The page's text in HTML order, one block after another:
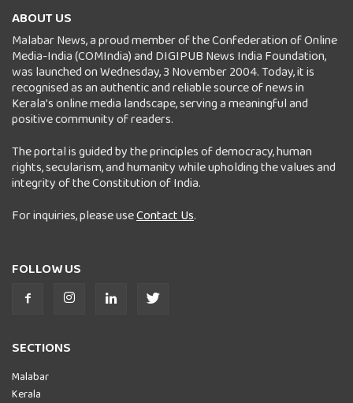
ABOUT US
Malabar News, a proud member of the Confederation of Online
Media-India (COMIndia) and DIGIPUB News India Foundation,
was launched on Wednesday, 3 November 2004. Today, it is
recognised as an authentic and reliable source of news in
Kerala’s online media landscape, serving a meaningful and
positive community of readers.
The portal is guided by the principles of democracy, human
rights, secularism, and humanity while upholding the values and
integrity of the Constitution of India.
For inquiries, please useContact Us.
FOLLOW US
SECTIONS
Malabar
Kerala